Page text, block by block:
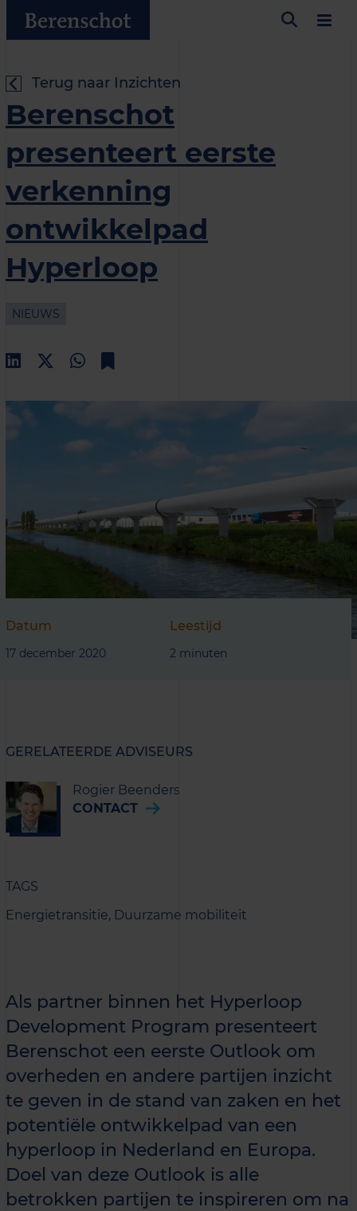
Terug naar Inzichten
Berenschot
presenteert eerste
verkenning
ontwikkelpad
Hyperloop
NIEUWS
Datum
17 december 2020
Leestijd
2 minuten
GERELATEERDE ADVISEURS
Rogier Beenders
CONTACT
TAGS
Energietransitie, Duurzame mobiliteit
Als partner binnen het Hyperloop
Development Program presenteert
Berenschot een eerste Outlook om
overheden en andere partijen inzicht
te geven in de stand van zaken en het
potentiële ontwikkelpad van een
hyperloop in Nederland en Europa.
Doel van deze Outlook is alle
betrokken partijen te inspireren om na